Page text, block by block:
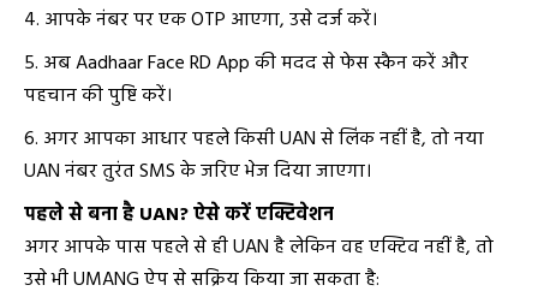
आपके नंबर पर एक OTP आएगा, उसे दर्ज करें।
अब Aadhaar Face RD App की मदद से फेस स्कैन करें और
पहचान की पुष्टि करें।
अगर आपका आधार पहले किसी UAN से लिंक नहीं है, तो नया
UAN नंबर तुरंत SMS के जरिए भेज दिया जाएगा।
पहले से बना है UAN? ऐसे करें एक्टिवेशन
अगर आपके पास पहले से ही UAN है लेकिन वह एक्टिव नहीं है, तो
उसे भी UMANG ऐप से सक्रिय किया जा सकता है: